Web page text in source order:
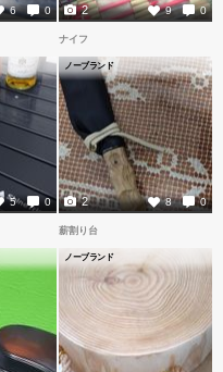
6 0 9 0
2
5 0
ナイフ
ノーブランド
8 0
2
薪割り台
ノーブランド